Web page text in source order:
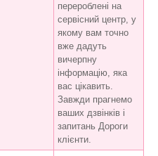
перероблені на
сервісний центр, у
якому вам точно
вже дадуть
вичерпну
інформацію, яка
вас цікавить.
Завжди прагнемо
ваших дзвінків і
запитань Дороги
клієнти.